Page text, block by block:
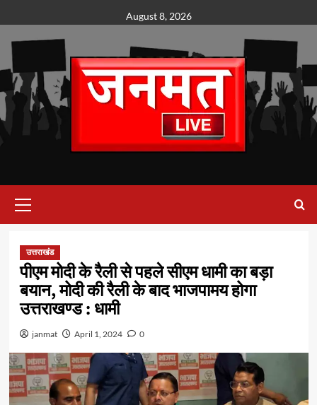
to
content
August 8, 2026
Menu
उत्तराखंड
पीएम मोदी के रैली से पहले सीएम धामी का बड़ा
बयान, मोदी की रैली के बाद भाजपामय होगा
उत्तराखण्ड : धामी
janmat April 1, 2024 0